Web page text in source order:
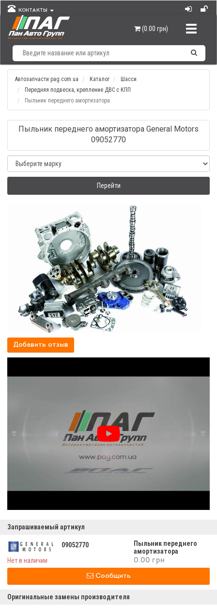
КОНТАКТЫ
(0.00 грн)
Автозапчасти pag.com.ua Каталог
Шасси
Передняя подвеска, крепление ДВС с КПП
Пыльник переднего амортизатора
Пыльник переднего амортизатора General Motors
09052770
Перейти
Добавить отзыв
Запрашиваемый артикул
09052770
Пыльник переднего
амортизатора
Нет в наличии
0.00 грн
Сообщить
Оригинальные замены производителя